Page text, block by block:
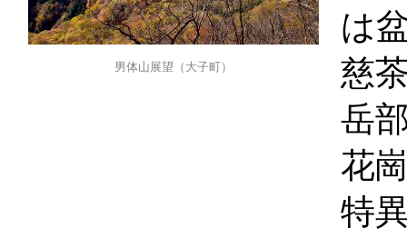
男体山展望（大子町）
は
慈
岳
花
特